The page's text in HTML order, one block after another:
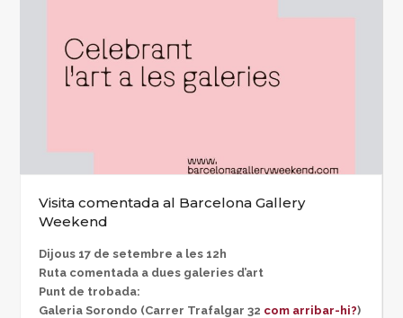
Visita comentada al Barcelona Gallery
Weekend
Dijous 17 de setembre a les 12h
Ruta comentada a dues galeries d’art
Punt de trobada:
Galeria Sorondo (Carrer Trafalgar 32 com arribar-hi?)